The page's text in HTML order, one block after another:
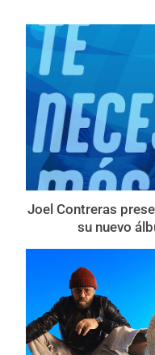
Joel Contreras
su nuevo